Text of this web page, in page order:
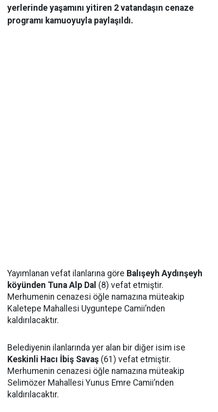
yerlerinde yaşamını yitiren 2 vatandaşın cenaze
programı kamuoyuyla paylaşıldı.
Yayımlanan vefat ilanlarına göre Balışeyh Aydınşeyh
köyünden Tuna Alp Dal (8) vefat etmiştir.
Merhumenin cenazesi öğle namazına müteakip
Kaletepe Mahallesi Uyguntepe Camii’nden
kaldırılacaktır.
Belediyenin ilanlarında yer alan bir diğer isim ise
Keskinli Hacı İbiş Savaş (61) vefat etmiştir.
Merhumenin cenazesi öğle namazına müteakip
Selimözer Mahallesi Yunus Emre Camii’nden
kaldırılacaktır.